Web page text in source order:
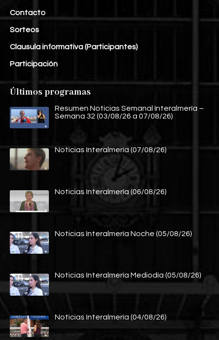
Contacto
Sorteos
Clausula informativa (Participantes)
Participación
Últimos programas
Resumen Noticias Semanal Interalmería –
Semana 32 (03/08/26 a 07/08/26)
Noticias Interalmería (07/08/26)
Noticias Interalmería (06/08/26)
Noticias Interalmería Noche (05/08/26)
Noticias Interalmería Mediodía (05/08/26)
Noticias Interalmería (04/08/26)